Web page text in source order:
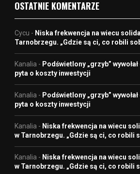
OSTATNIE KOMENTARZE
Cycu - Niska frekwencja na wiecu
Tarnobrzegu. „Gdzie są ci, co robili
Kanalia - Podświetlony „grzyb”
pyta o koszty inwestycji
Kanalia - Podświetlony „grzyb”
pyta o koszty inwestycji
Kanalia - Niska frekwencja na wiecu
w Tarnobrzegu. „Gdzie są ci, co robili
Kanalia - Niska frekwencja na wiecu
w Tarnobrzegu. „Gdzie są ci, co robili